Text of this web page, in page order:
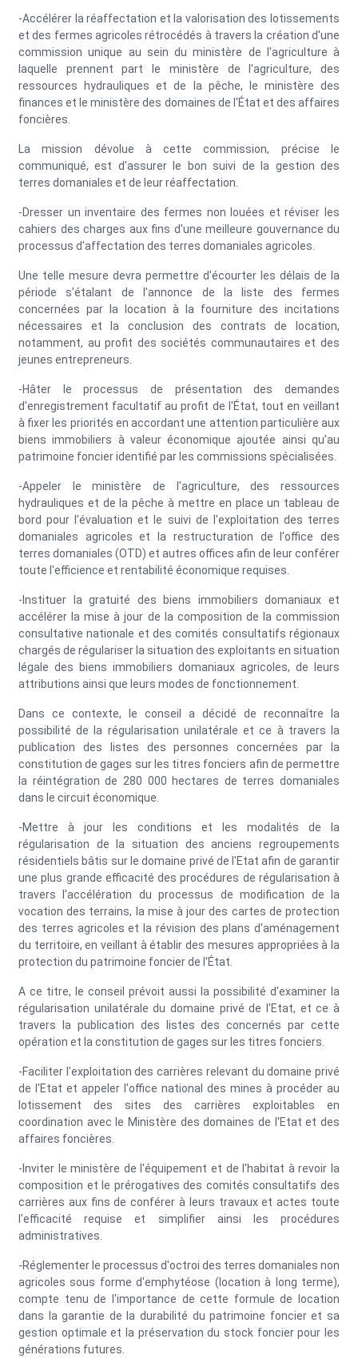
-Accélérer la réaffectation et la valorisation des lotissements
et des fermes agricoles rétrocédés à travers la création d'une
commission unique au sein du ministère de l'agriculture à
laquelle prennent part le ministère de l'agriculture, des
ressources hydrauliques et de la pêche, le ministère des
finances et le ministère des domaines de l'État et des affaires
foncières.
La mission dévolue à cette commission, précise le
communiqué, est d'assurer le bon suivi de la gestion des
terres domaniales et de leur réaffectation.
-Dresser un inventaire des fermes non louées et réviser les
cahiers des charges aux fins d'une meilleure gouvernance du
processus d'affectation des terres domaniales agricoles.
Une telle mesure devra permettre d'écourter les délais de la
période s'étalant de l'annonce de la liste des fermes
concernées par la location à la fourniture des incitations
nécessaires et la conclusion des contrats de location,
notamment, au profit des sociétés communautaires et des
jeunes entrepreneurs.
-Hâter le processus de présentation des demandes
d'enregistrement facultatif au profit de l'État, tout en veillant
à fixer les priorités en accordant une attention particulière aux
biens immobiliers à valeur économique ajoutée ainsi qu'au
patrimoine foncier identifié par les commissions spécialisées.
-Appeler le ministère de l'agriculture, des ressources
hydrauliques et de la pêche à mettre en place un tableau de
bord pour l'évaluation et le suivi de l'exploitation des terres
domaniales agricoles et la restructuration de l'office des
terres domaniales (OTD) et autres offices afin de leur conférer
toute l'efficience et rentabilité économique requises.
-Instituer la gratuité des biens immobiliers domaniaux et
accélérer la mise à jour de la composition de la commission
consultative nationale et des comités consultatifs régionaux
chargés de régulariser la situation des exploitants en situation
légale des biens immobiliers domaniaux agricoles, de leurs
attributions ainsi que leurs modes de fonctionnement.
Dans ce contexte, le conseil a décidé de reconnaître la
possibilité de la régularisation unilatérale et ce à travers la
publication des listes des personnes concernées par la
constitution de gages sur les titres fonciers afin de permettre
la réintégration de 280 000 hectares de terres domaniales
dans le circuit économique.
-Mettre à jour les conditions et les modalités de la
régularisation de la situation des anciens regroupements
résidentiels bâtis sur le domaine privé de l'Etat afin de garantir
une plus grande efficacité des procédures de régularisation à
travers l'accélération du processus de modification de la
vocation des terrains, la mise à jour des cartes de protection
des terres agricoles et la révision des plans d'aménagement
du territoire, en veillant à établir des mesures appropriées à la
protection du patrimoine foncier de l'État.
A ce titre, le conseil prévoit aussi la possibilité d'examiner la
régularisation unilatérale du domaine privé de l'Etat, et ce à
travers la publication des listes des concernés par cette
opération et la constitution de gages sur les titres fonciers.
-Faciliter l'exploitation des carrières relevant du domaine privé
de l'Etat et appeler l'office national des mines à procéder au
lotissement des sites des carrières exploitables en
coordination avec le Ministère des domaines de l'Etat et des
affaires foncières.
-Inviter le ministère de l'équipement et de l'habitat à revoir la
composition et le prérogatives des comités consultatifs des
carrières aux fins de conférer à leurs travaux et actes toute
l'efficacité requise et simplifier ainsi les procédures
administratives.
-Réglementer le processus d'octroi des terres domaniales non
agricoles sous forme d'emphytéose (location à long terme),
compte tenu de l'importance de cette formule de location
dans la garantie de la durabilité du patrimoine foncier et sa
gestion optimale et la préservation du stock foncier pour les
générations futures.